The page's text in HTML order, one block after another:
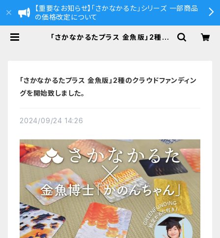
【重要なお知らせ】「さかなかるた」シリーズ 一部商品
の価格改定について
「さかなかるたプラス 金魚版」2種の
「さかなかるたプラス 金魚版」2種のクラウドファンディン
グを開始致しました。
2024/09/24 14:26